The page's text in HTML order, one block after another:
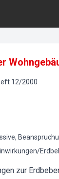
12/2000
zur